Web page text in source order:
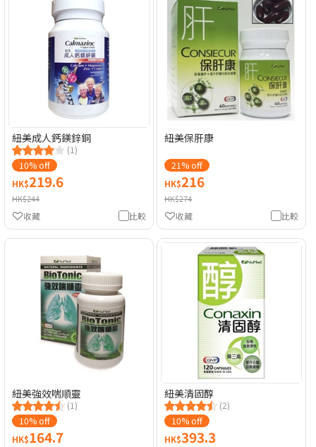
紐美成人鈣鎂鋅銅
(1)
10% off
HK$219.6
HK$244
比較
收藏
紐美保肝康
21% off
HK$216
HK$274
比較
收藏
紐美強效喘順靈
(1)
10% off
HK$164.7
紐美清固醇
(2)
10% off
HK$393.3